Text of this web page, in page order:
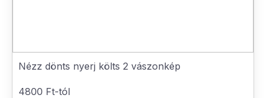
Nézz dönts nyerj költs 2 vászonkép
4800 Ft-tól